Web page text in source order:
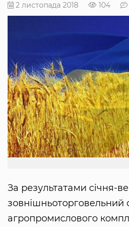
2 листопада 2018 104
За результатами січня-
зовнішньоторговельний
агропромислового